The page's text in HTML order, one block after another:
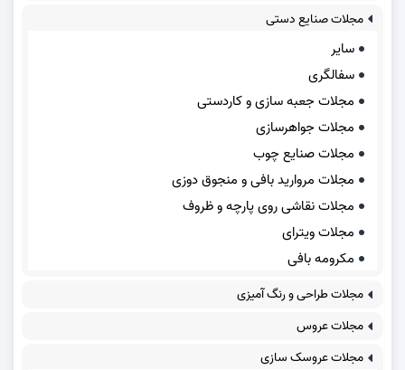
مجلات صنایع دستی
سایر
سفالگری
مجلات جعبه سازی و کاردستی
مجلات جواهرسازی
مجلات صنایع چوب
مجلات مروارید بافی و منجوق دوزی
مجلات نقاشی روی پارچه و ظروف
مجلات ویترای
مکرومه بافی
مجلات طراحی و رنگ آمیزی
مجلات عروس
مجلات عروسک سازی